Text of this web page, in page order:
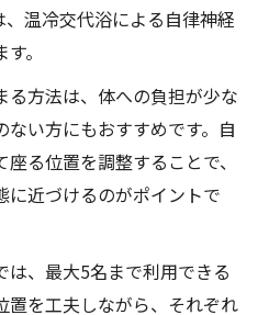
温冷交代浴による自律神経
。
る方法は、体への負担が少な
ない方にもおすすめです。自
る位置を調整することで、
近づけるのがポイントで
は、最大5名まで利用できる
置を工夫しながら、それぞれ